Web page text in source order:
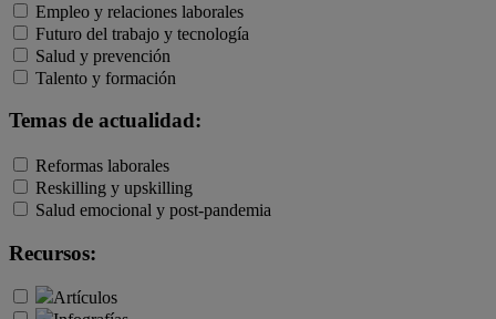
Empleo y relaciones laborales
Futuro del trabajo y tecnología
Salud y prevención
Talento y formación
Temas de actualidad:
Reformas laborales
Reskilling y upskilling
Salud emocional y post-pandemia
Recursos:
Artículos